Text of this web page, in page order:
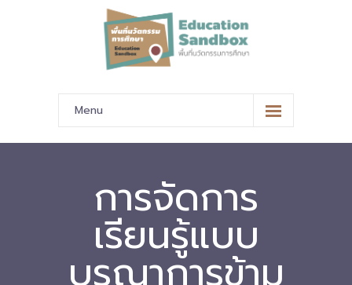
Menu
หน้าหลัก
-- มาตรฐานข้อมูลและมาตรฐานการแลกเปลี่ยนข้อมูล
-- สถานศึกษานำร่อง
-- EdusandboxGM
การจัดการ
เรียนรู้แบบ
บูรณาการข้าม